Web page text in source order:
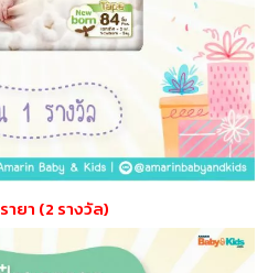
ายา (2 รางวัล)